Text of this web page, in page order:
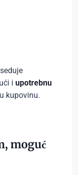
i upotrebnu
kupovinu.
moguć